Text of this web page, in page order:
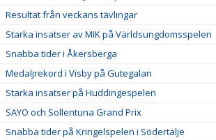
Resultat från veckans tävlingar
Starka insatser av MIK på Världsungdomsspelen
Snabba tider i Åkersberga
Medaljrekord i Visby på Gutegalan
Starka insatser på Huddingespelen
SAYO och Sollentuna Grand Prix
Snabba tider på Kringelspelen i Södertälje